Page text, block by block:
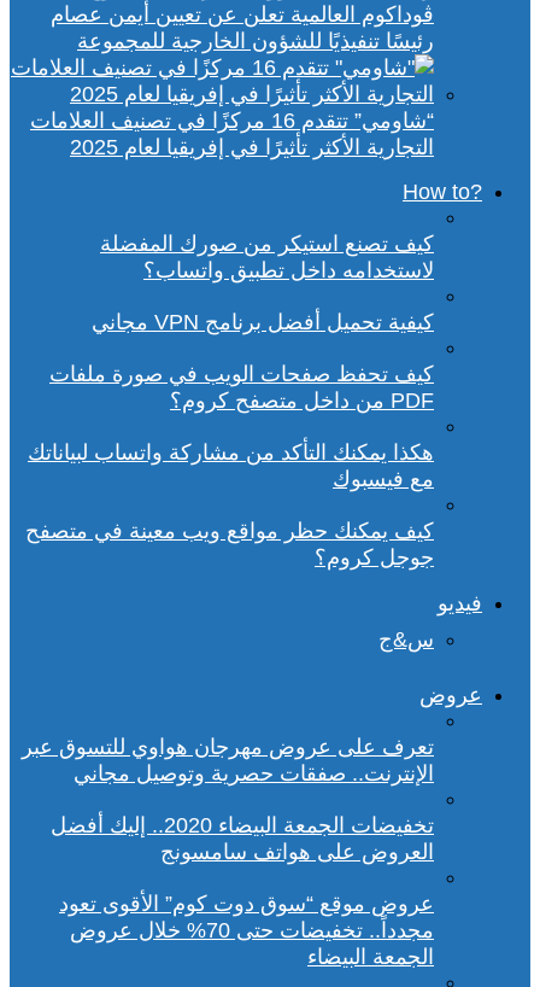
ڤوداكوم العالمية تعلن عن تعيين أيمن عصام
رئيسًا تنفيذيًا للشؤون الخارجية للمجموعة
“شاومي” تتقدم 16 مركزًا في تصنيف العلامات
التجارية الأكثر تأثيرًا في إفريقيا لعام 2025
?How to
كيف تصنع استيكر من صورك المفضلة
لاستخدامه داخل تطبيق واتساب؟
كيفية تحميل أفضل برنامج VPN مجاني
كيف تحفظ صفحات الويب في صورة ملفات
PDF من داخل متصفح كروم؟
هكذا يمكنك التأكد من مشاركة واتساب لبياناتك
مع فيسبوك
كيف يمكنك حظر مواقع ويب معينة في متصفح
جوجل كروم؟
فيديو
س&ج
عروض
تعرف على عروض مهرجان هواوي للتسوق عبر
الإنترنت.. صفقات حصرية وتوصيل مجاني
تخفيضات الجمعة البيضاء 2020.. إليك أفضل
العروض على هواتف سامسونج
عروض موقع “سوق دوت كوم” الأقوى تعود
مجدداً.. تخفيضات حتى 70% خلال عروض
الجمعة البيضاء